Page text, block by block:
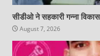
सीडीओ ने सहकारी गन्ना विकास
August 7, 2026